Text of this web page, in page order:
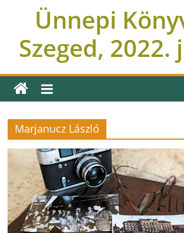
Ünnepi
Szeged, 2022.
Marjanucz László